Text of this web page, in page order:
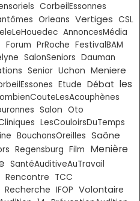
CorbeilEssonnes
Orleans Vertiges CSL
AnnoncesMédia
Forum PrRoche FestivalBAM
SalonSeniors Dauman
Senior Uchon Meniere
Etude Débat les
Salon Oto
LesCouloirsDuTemps
BouchonsOreilles Saône
Regensburg Film Menière
SantéAuditiveAuTravail
Rencontre TCC
Recherche IFOP Volontaire